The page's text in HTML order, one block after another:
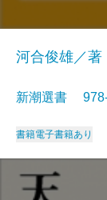
河合俊雄／著
新潮選書
書籍電子書籍あり